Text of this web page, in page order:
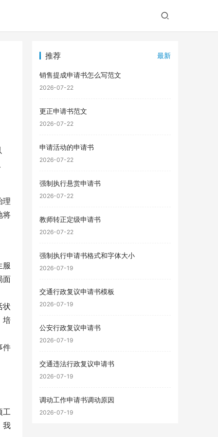
理
将
服
面
状
培
件
工
我
推荐 最新
销售提成申请书怎么写范文
2026-07-22
更正申请书范文
2026-07-22
申请活动的申请书
2026-07-22
强制执行悬赏申请书
2026-07-22
教师转正定级申请书
2026-07-22
强制执行申请书格式和字体大小
2026-07-19
交通行政复议申请书模板
2026-07-19
公安行政复议申请书
2026-07-19
交通违法行政复议申请书
2026-07-19
调动工作申请书调动原因
2026-07-19